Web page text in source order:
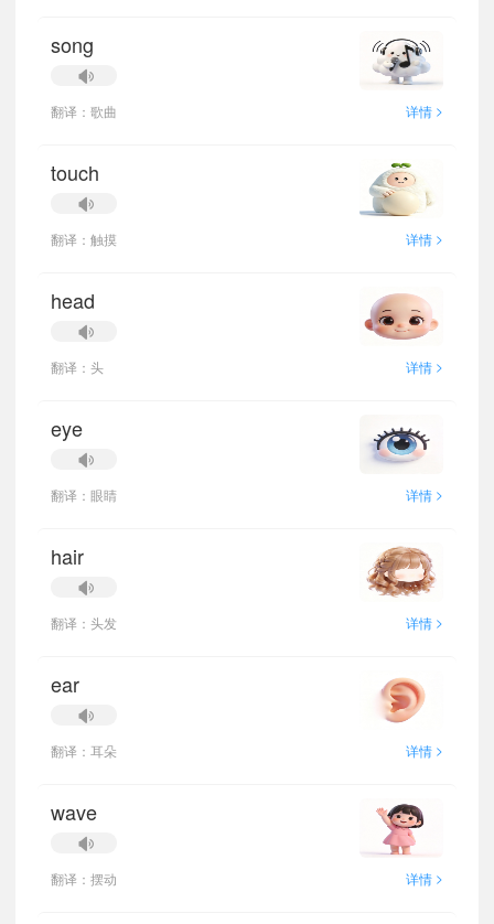
song
翻译：歌曲 详情 >
touch
翻译：触摸 详情 >
head
翻译：头 详情 >
eye
翻译：眼睛 详情 >
hair
翻译：头发 详情 >
ear
翻译：耳朵 详情 >
wave
翻译：摆动 详情 >